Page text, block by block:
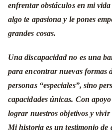
enfrentar obstáculos en mi
algo te apasiona y le pones
grandes cosas.
Una discapacidad no es una
para encontrar nuevas formas
personas “especiales”, sino
capacidades únicas. Con
lograr nuestros objetivos y
Mi historia es un testimonio de